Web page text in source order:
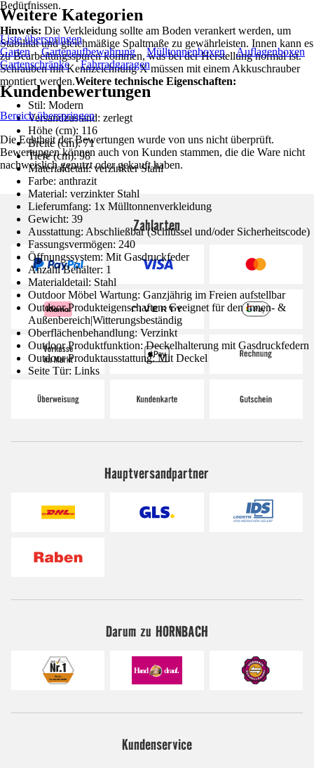
Bedürfnissen.
Hinweis: Die Verkleidung sollte am Boden verankert werden, um
Stabilität und gleichmäßige Spaltmaße zu gewährleisten. Innen kann es
zu Bearbeitungsspuren kommen, was bei der Herstellung normal ist.
Schrauben mit Kennzeichnung X müssen mit einem Akkuschrauber
montiert werden.Weitere technische Eigenschaften:
Stil: Modern
Versandzustand: zerlegt
Höhe (cm): 116
Breite (cm): 71
Tiefe (cm): 98
Materialdetail: verzinkter Stahl
Farbe: anthrazit
Material: verzinkter Stahl
Lieferumfang: 1x Mülltonnenverkleidung
Gewicht: 39
Ausstattung: Abschließbar (Schlüssel und/oder Sicherheitscode)
Fassungsvermögen: 240
Öffnungssystem: Mit Gasdruckfeder
Anzahl Behälter: 1
Materialdetail: Stahl
Outdoor Möbel Wartung: Ganzjährig im Freien aufstellbar
Outdoor Produkteigenschaften: Geeignet für den Innen- &
Außenbereich|Witterungsbeständig
Oberflächenbehandlung: Verzinkt
Outdoor Produktfunktion: Deckelhalterung mit Gasdruckfedern
Outdoor Produktausstattung: Mit Deckel
Seite Tür: Links
Weitere Kategorien
Liste überspringen
Garten
Gartenaufbewahrung Mülltonnenboxen
Auflagenboxen
Gartenschränke
Fahrradgaragen
Kundenbewertungen
Bereich überspringen
Die Echtheit der Bewertungen wurde von uns nicht überprüft.
Bewertungen können auch von Kunden stammen, die die Ware nicht
nachweislich genutzt oder gekauft haben.
Zahlarten
Hauptversandpartner
Darum zu HORNBACH
Kundenservice